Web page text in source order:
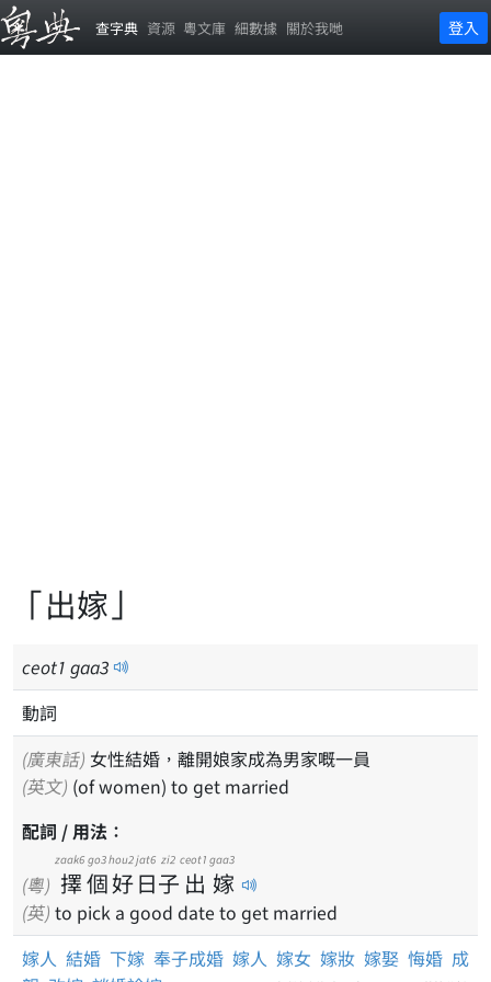
查字典 資源 粵文庫 細數據 關於我哋 登入
「出嫁」
ceot1 gaa3
動詞
(廣東話) 女性結婚，離開娘家成為男家嘅一員
(英文) (of women) to get married
配詞 / 用法：
(粵) 擇
zaak6
個
go3
好
hou2
日
jat6
子
zi2
出
ceot1
嫁
gaa3
(英) to pick a good date to get married
嫁人 結婚 下嫁 奉子成婚 嫁人 嫁女 嫁妝 嫁娶 悔婚 成